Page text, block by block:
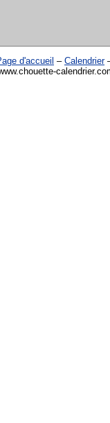
d'accueil – Calendrier